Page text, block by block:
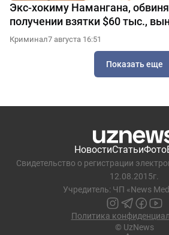
Экс-хокиму Намангана,
получении взятки $60 тыс.,
Криминал7 августа 16:51
Показать еще
НовостиСтатьиФото
Свидетельство о регистрации
12.08.2015г.
Учредитель: ЧП «News
Политика
© UzNews